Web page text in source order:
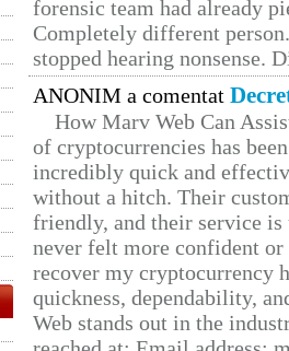
forensic team had already
Completely different
stopped hearing nonsense.
ANONIM a comentat
How Marv Web Can
of cryptocurrencies has
incredibly quick and
without a hitch. Their
friendly, and their service
never felt more confident
recover my cryptocurrency
quickness, dependability,
Web stands out in the